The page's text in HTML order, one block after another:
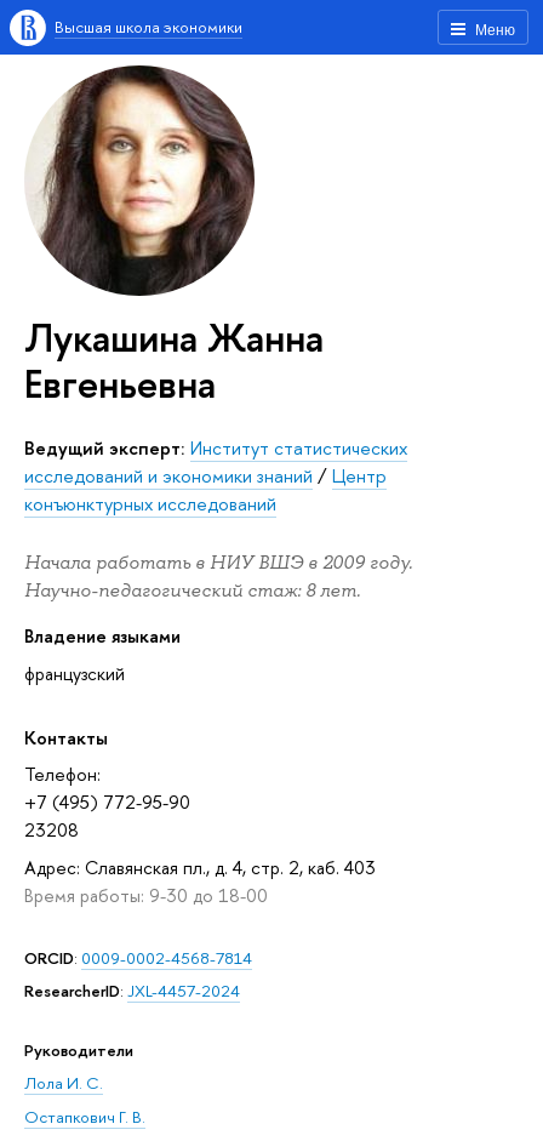
Меню
Высшая школа экономики
Лукашина Жанна
Евгеньевна
Ведущий эксперт: Институт статистических
исследований и экономики знаний /Центр
конъюнктурных исследований
Начала работать в НИУ ВШЭ в 2009 году.
Научно-педагогический стаж: 8 лет.
Владение языками
французский
Контакты
Телефон:
+7 (495) 772-95-90
23208
Адрес: Славянская пл., д. 4, стр. 2, каб. 403
Время работы: 9-30 до 18-00
ORCID: 0009-0002-4568-7814
ResearcherID: JXL-4457-2024
Руководители
Лола И. С.
Остапкович Г. В.